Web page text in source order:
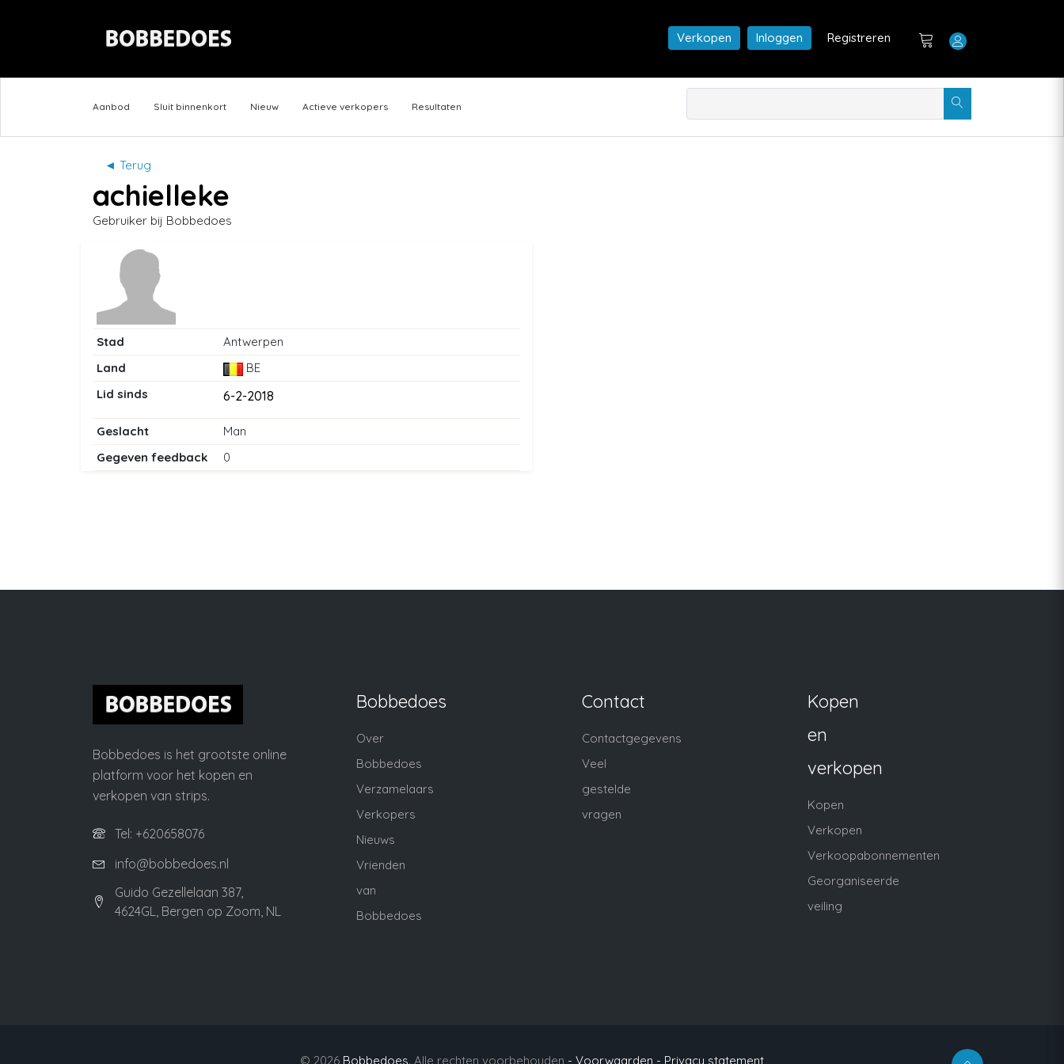
Verkopen Inloggen Registreren
Aanbod Sluit binnenkort Nieuw Actieve verkopers Resultaten
◄ Terug
achielleke
Gebruiker bij Bobbedoes
Stad
Antwerpen
Land
BE
Lid sinds
6-2-2018
Geslacht
Man
Gegeven feedback
0
Bobbedoes is het grootste online
platform voor het kopen en
verkopen van strips.
Tel: +620658076
info@bobbedoes.nl
Guido Gezellelaan 387,
4624GL, Bergen op Zoom, NL
Bobbedoes
Over
Bobbedoes
Verzamelaars
Verkopers
Nieuws
Vrienden
van
Bobbedoes
Contact
Contactgegevens
Veel
gestelde
vragen
Kopen
en
verkopen
Kopen
Verkopen
Verkoopabonnementen
Georganiseerde
veiling
© 2026 Bobbedoes. Alle rechten voorbehouden - Voorwaarden - Privacy statement